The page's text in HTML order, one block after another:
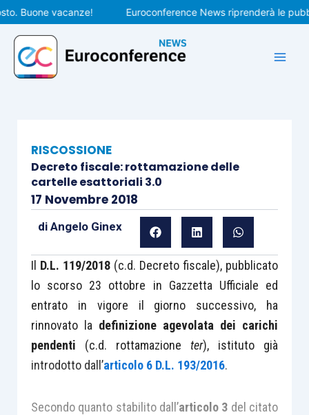
Vai
al
contenuto
vacanze! Euroconference News riprenderà le
RISCOSSIONE
Decreto fiscale: rottamazione delle
cartelle esattoriali 3.0
17 Novembre 2018
di Angelo Ginex
Il D.L. 119/2018(c.d. Decreto fiscale), pubblicato
lo scorso 23 ottobre in Gazzetta Ufficiale ed
entrato in vigore il giorno successivo, ha
rinnovato la definizione agevolata dei carichi
pendenti (c.d. rottamazioneter), istituto già
introdotto dall’articolo 6 D.L. 193/2016.
Secondo quanto stabilito dall’articolo 3 del citato